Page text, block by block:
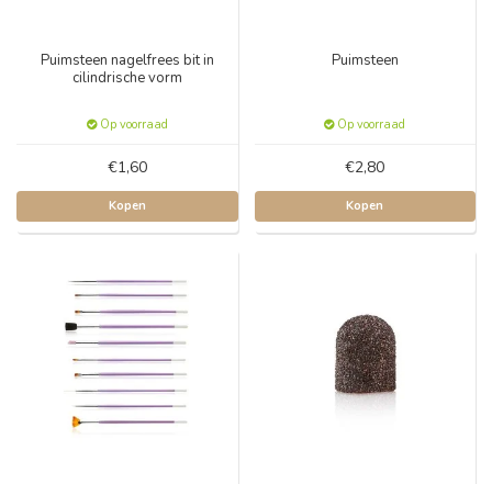
Puimsteen nagelfrees bit in
cilindrische vorm
Op voorraad
€1,60
Kopen
Puimsteen
Op voorraad
€2,80
Kopen